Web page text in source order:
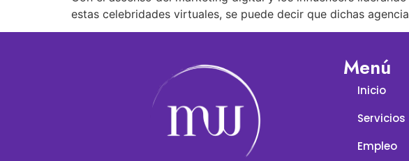
estas celebridades virtuales, se puede decir que dichas
Menú
Inicio
Servicios
Empleo